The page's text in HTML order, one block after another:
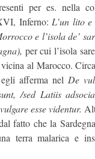
per es. nella
Inferno: L’un lito
e l’isola de’
per cui l’isola
al Marocco.
afferma nel De
/sed Latiis
esse videntur.
fatto che la
terra malarica e